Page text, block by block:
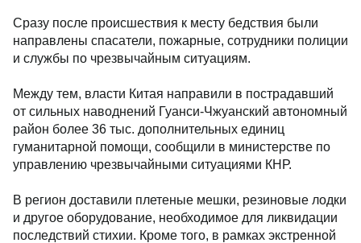
Сразу после происшествия к месту бедствия были
направлены спасатели, пожарные, сотрудники полиции
и службы по чрезвычайным ситуациям.
Между тем, власти Китая направили в пострадавший
от сильных наводнений Гуанси-Чжуанский автономный
район более 36 тыс. дополнительных единиц
гуманитарной помощи, сообщили в министерстве по
управлению чрезвычайными ситуациями КНР.
В регион доставили плетеные мешки, резиновые лодки
и другое оборудование, необходимое для ликвидации
последствий стихии. Кроме того, в рамках экстренной